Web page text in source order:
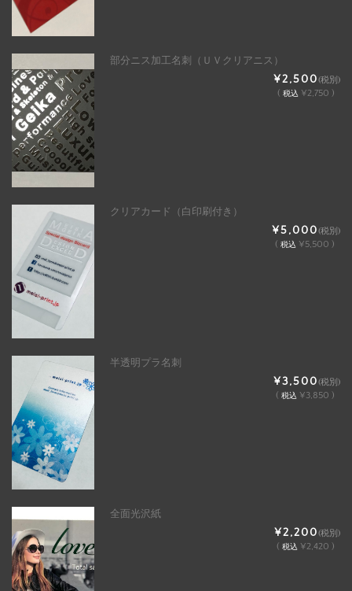
部分ニス加工名刺（ＵＶクリアニス）
¥2,500(税別)
( 税込 ¥2,750 )
クリアカード（白印刷付き）
¥5,000(税別)
( 税込 ¥5,500 )
半透明プラ名刺
¥3,500(税別)
( 税込 ¥3,850 )
全面光沢紙
¥2,200(税別)
( 税込 ¥2,420 )